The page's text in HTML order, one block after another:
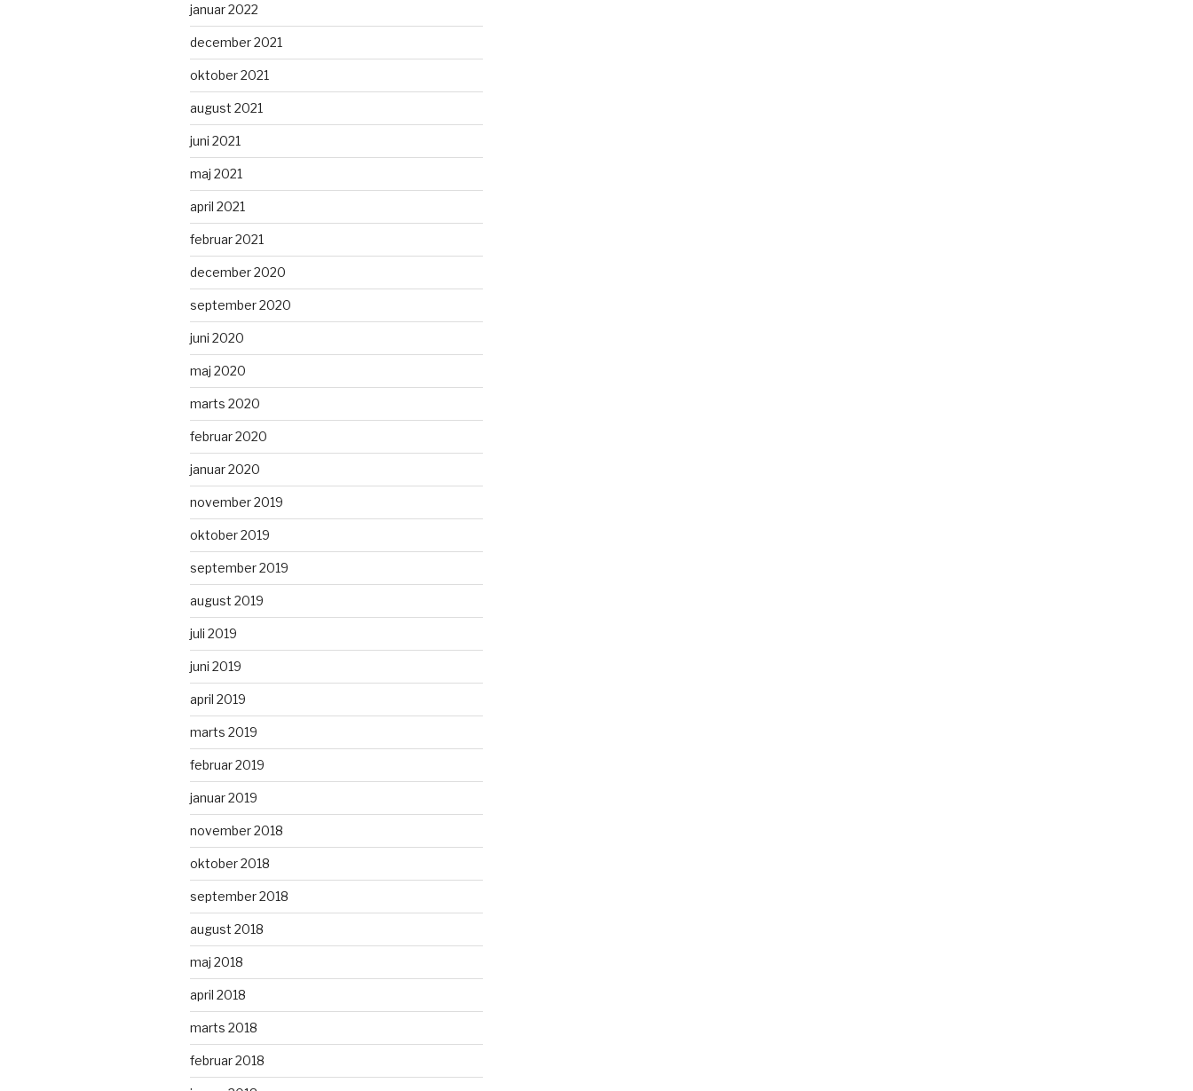
januar 2022
december 2021
oktober 2021
august 2021
juni 2021
maj 2021
april 2021
februar 2021
december 2020
september 2020
juni 2020
maj 2020
marts 2020
februar 2020
januar 2020
november 2019
oktober 2019
september 2019
august 2019
juli 2019
juni 2019
april 2019
marts 2019
februar 2019
januar 2019
november 2018
oktober 2018
september 2018
august 2018
maj 2018
april 2018
marts 2018
februar 2018